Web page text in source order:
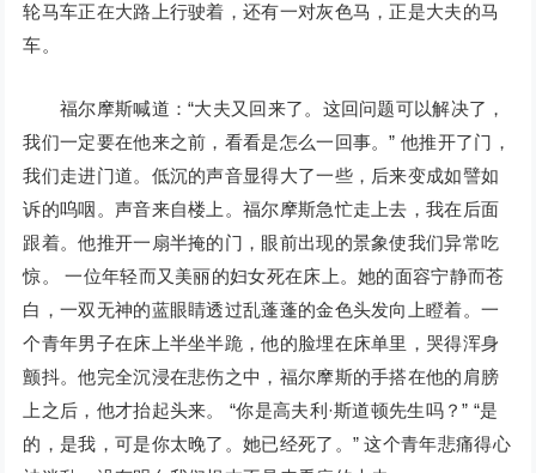
轮马车正在大路上行驶着，还有一对灰色马，正是大夫的马
车。
福尔摩斯喊道：“大夫又回来了。这回问题可以解决了，
我们一定要在他来之前，看看是怎么一回事。” 他推开了门，
我们走进门道。低沉的声音显得大了一些，后来变成如譬如
诉的呜咽。声音来自楼上。福尔摩斯急忙走上去，我在后面
跟着。他推开一扇半掩的门，眼前出现的景象使我们异常吃
惊。 一位年轻而又美丽的妇女死在床上。她的面容宁静而苍
白，一双无神的蓝眼睛透过乱蓬蓬的金色头发向上瞪着。一
个青年男子在床上半坐半跪，他的脸埋在床单里，哭得浑身
颤抖。他完全沉浸在悲伤之中，福尔摩斯的手搭在他的肩膀
上之后，他才抬起头来。 “你是高夫利·斯道顿先生吗？” “是
的，是我，可是你太晚了。她已经死了。” 这个青年悲痛得心